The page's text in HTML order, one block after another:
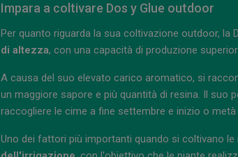
Impara a coltivare Dos y Glue outdoor
Per quanto riguarda la sua coltivazione outdoor, la
di altezza, con una capacità di produzione
A causa del suo elevato carico aromatico, si
un maggiore sapore e più quantità di resina. Il suo
raccogliere le cime a fine settembre e inizio o
Uno dei fattori più importanti quando si coltivano